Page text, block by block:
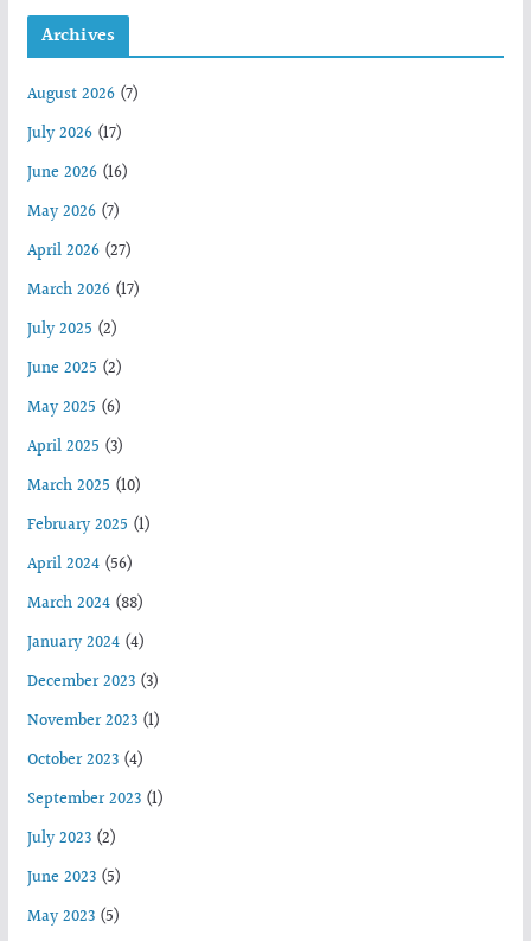
Archives
August 2026(7)
July 2026(17)
June 2026(16)
May 2026(7)
April 2026(27)
March 2026(17)
July 2025 (2)
June 2025 (2)
May 2025 (6)
April 2025 (3)
March 2025 (10)
February 2025 (1)
April 2024(56)
March 2024(88)
January 2024(4)
December 2023(3)
November 2023(1)
October 2023(4)
September 2023(1)
July 2023(2)
June 2023(5)
May 2023(5)